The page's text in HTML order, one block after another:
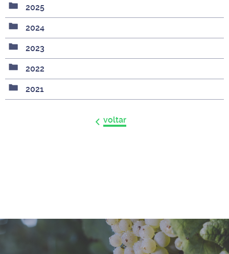
2025
2024
2023
2022
2021
voltar